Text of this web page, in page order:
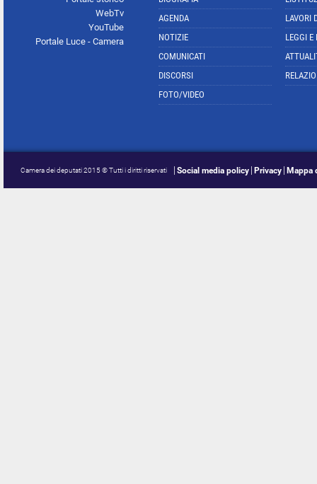
WebTv
YouTube
Portale Luce - Camera
AGENDA
NOTIZIE
COMUNICATI
DISCORSI
FOTO/VIDEO
LAVORI
LEGGI E
Camera dei deputati 2015 © Tutti i diritti riservati Social media policy Privacy Mappa